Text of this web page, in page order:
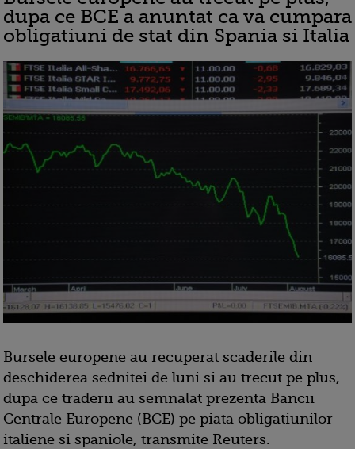
dupa ce BCE a anuntat ca va cumpara
obligatiuni de stat din Spania si Italia
Bursele europene au recuperat scaderile din
deschiderea sednitei de luni si au trecut pe plus,
dupa ce traderii au semnalat prezenta Bancii
Centrale Europene (BCE) pe piata obligatiunilor
italiene si spaniole, transmite Reuters.